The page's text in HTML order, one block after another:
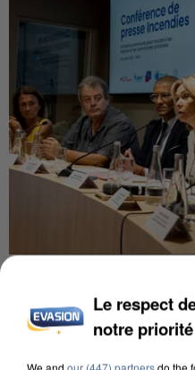
INCENDIES : L’ÎLE-DE-
DE SOLIDARITÉ AVEC
Le respect
notre priorité
We and our (447) partnersdo the